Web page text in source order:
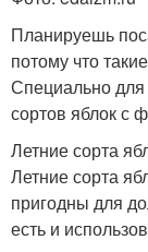
Планируешь
потому что
Специально для
сортов яблок с
Летние сорта
Летние сорта
пригодны для
есть и